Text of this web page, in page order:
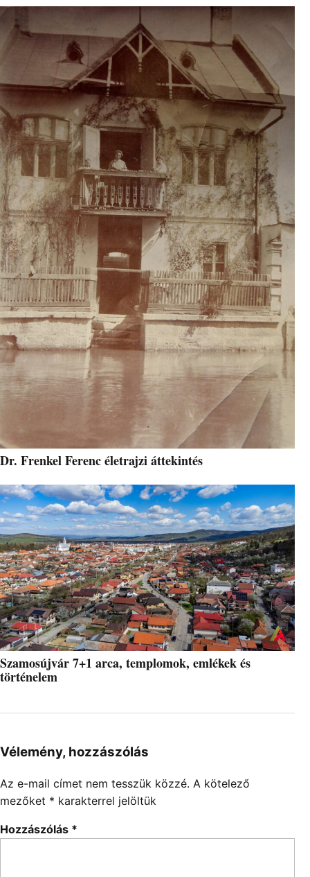
Dr. Frenkel Ferenc életrajzi áttekintés
Szamosújvár 7+1 arca, templomok, emlékek és
történelem
Vélemény, hozzászólás
Az e-mail címet nem tesszük közzé. A kötelező
mezőket * karakterrel jelöltük
Hozzászólás *